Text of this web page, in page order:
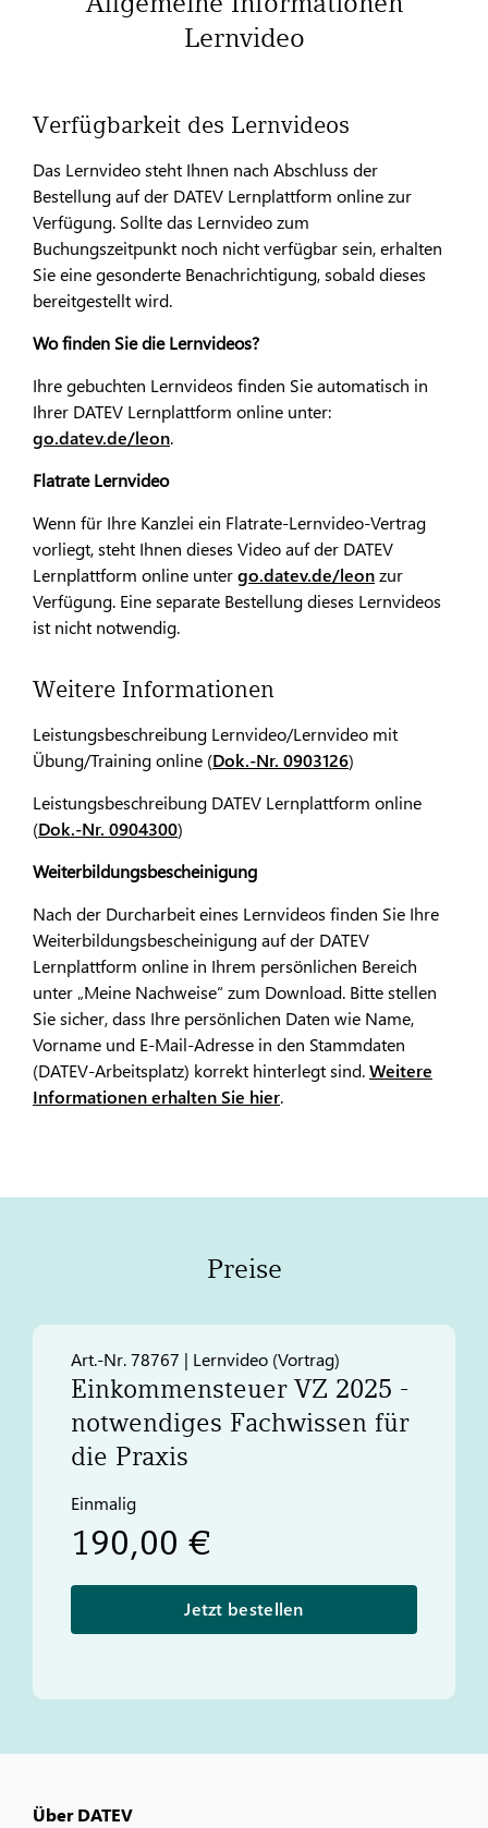
Lernvideo
Verfügbarkeit des Lernvideos
Das Lernvideo steht Ihnen nach Abschluss der
Bestellung auf der DATEV Lernplattform online zur
Verfügung. Sollte das Lernvideo zum
Buchungszeitpunkt noch nicht verfügbar sein, erhalten
Sie eine gesonderte Benachrichtigung, sobald dieses
bereitgestellt wird.
Wo finden Sie die Lernvideos?
Ihre gebuchten Lernvideos finden Sie automatisch in
Ihrer DATEV Lernplattform online unter:
go.datev.de/leon.
Flatrate Lernvideo
Wenn für Ihre Kanzlei ein Flatrate-Lernvideo-Vertrag
vorliegt, steht Ihnen dieses Video auf der DATEV
Lernplattform online untergo.datev.de/leonzur
Verfügung. Eine separate Bestellung dieses Lernvideos
ist nicht notwendig.
Weitere Informationen
Leistungsbeschreibung Lernvideo/Lernvideo mit
Übung/Training online (Dok.-Nr. 0903126)
Leistungsbeschreibung DATEV Lernplattform online
(Dok.-Nr. 0904300)
Weiterbildungsbescheinigung
Nach der Durcharbeit eines Lernvideos finden Sie Ihre
Weiterbildungsbescheinigung auf der DATEV
Lernplattform online in Ihrem persönlichen Bereich
unter „Meine Nachweise“ zum Download. Bitte stellen
Sie sicher, dass Ihre persönlichen Daten wie Name,
Vorname und E-Mail-Adresse in den Stammdaten
(DATEV-Arbeitsplatz) korrekt hinterlegt sind.Weitere
Informationen erhalten Sie hier.
Preise
Art.-Nr. 78767 | Lernvideo (Vortrag)
Einkommensteuer VZ 2025 -
notwendiges Fachwissen für
die Praxis
Einmalig
190,00 €
Jetzt bestellen
Über DATEV